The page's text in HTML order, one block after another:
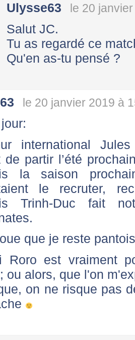
Ulysse63 le 20
Salut JC.
Tu as regardé ce
Qu'en as-tu pensé ?
le 20 janvier 2019 à
international
de partir l’été
la saison
le recruter,
Trinh-Duc fait
que je reste
Roro est vraiment
ou alors, que l'on
on ne risque pas